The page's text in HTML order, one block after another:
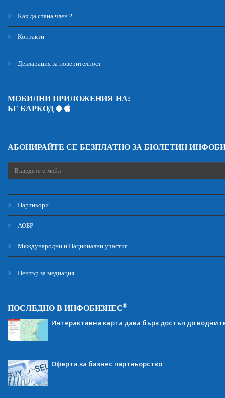
Как да стана член ?
Контакти
Декларация за поверителност
МОБИЛНИ ПРИЛОЖЕНИЯ НА:
БГ БАРКОД
АБОНИРАЙТЕ СЕ БЕЗПЛАТНО ЗА БЮЛЕТИН
Партньори
АОБР
Международни и Национални участия
Център за медиация
ПОСЛЕДНО В ИНФОБИЗНЕС®
Интерактивна карта дава бърз достъп до
Оферти за бизнес партньорство